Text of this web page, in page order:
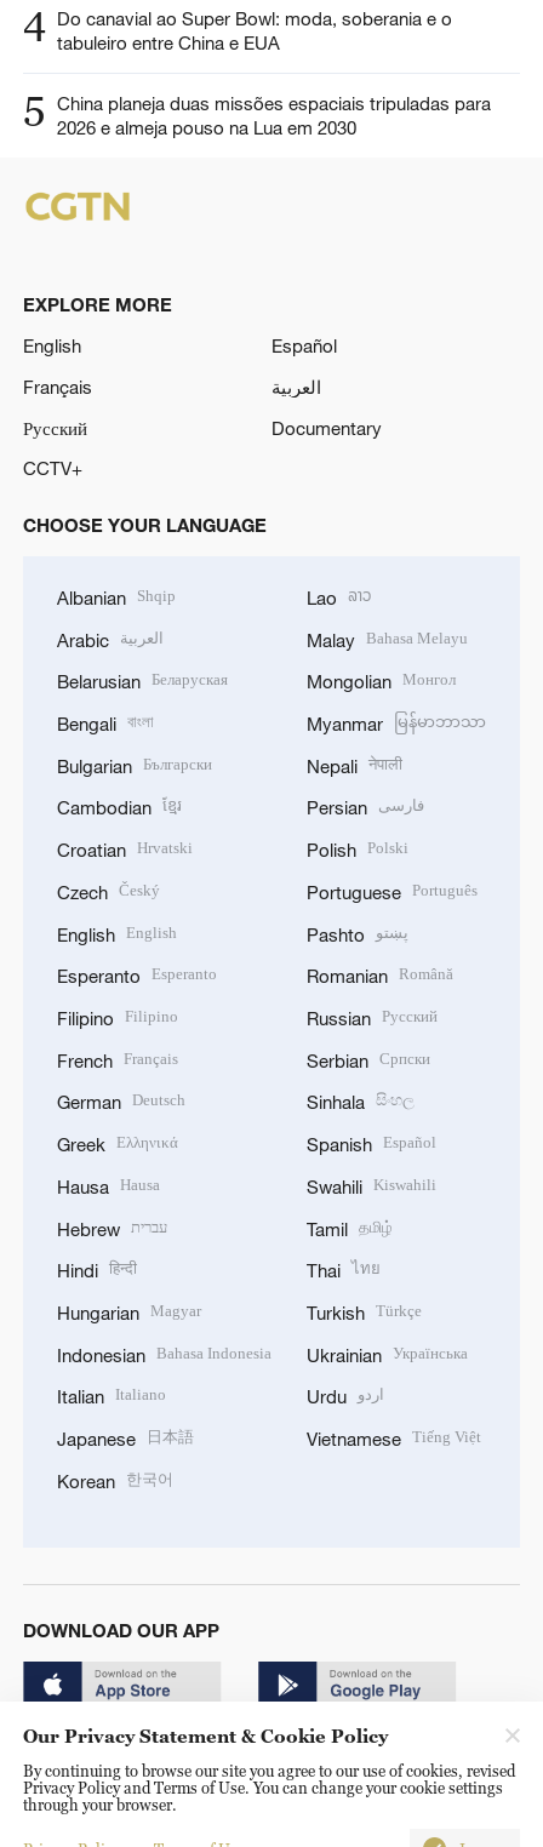
4 Do canavial ao Super Bowl: moda, soberania e o
tabuleiro entre China e EUA
5
China planeja duas missões espaciais tripuladas para
2026 e almeja pouso na Lua em 2030
EXPLORE MORE
English
Español
Français
العربية
Русский
Documentary
CCTV+
CHOOSE YOUR LANGUAGE
Albanian Shqip
Arabic العربية
Belarusian Беларуская
Bengali বাংলা
Bulgarian Български
Cambodian ខ្មែរ
Croatian Hrvatski
Czech Český
English English
Esperanto Esperanto
Filipino Filipino
French Français
German Deutsch
Greek Ελληνικά
Hausa Hausa
Hebrew עברית
Hindi हिन्दी
Hungarian Magyar
Indonesian Bahasa Indonesia
Italian Italiano
Japanese 日本語
Korean 한국어
Lao ລາວ
Malay Bahasa Melayu
Mongolian Монгол
Myanmar မြန်မာဘာသာ
Nepali नेपाली
Persian فارسی
Polish Polski
Portuguese Português
Pashto پښتو
Romanian Română
Russian Русский
Serbian Српски
Sinhala සිංහල
Spanish Español
Swahili Kiswahili
Tamil தமிழ்
Thai ไทย
Turkish Türkçe
Ukrainian Українська
Urdu اردو
Vietnamese Tiếng Việt
DOWNLOAD OUR APP
© China Radio International.CRI. All Rights Reserved. 16A
Shijingshan Road, Beijing, China. 100040
Our Privacy Statement & Cookie Policy
By continuing to browse our site you agree to our use of cookies, revised
Privacy Policy and Terms of Use. You can change your cookie settings
through your browser.